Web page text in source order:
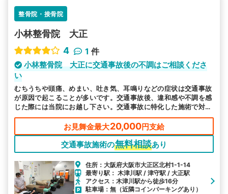
整骨院・接骨院
小林整骨院 大正
4
1 件
小林整骨院 大正に交通事故後の不調はご相談くださ
い
むちうちや頭痛、めまい、吐き気、耳鳴りなどの症状は交通事故
が原因で起こることが多いです。交通事故後、違和感や不調を感
じた際には当院にお越し下さい。交通事故に特化した施術で対応
します。
お見舞金最大20,000円支給
交通事故施術の無料相談あり
住所：大阪府大阪市大正区北村1-1-14
最寄り駅： 木津川駅 / 津守駅 / 大正駅
アクセス：木津川駅から徒歩16分
駐車場：無（近隣コインパーキングあり）